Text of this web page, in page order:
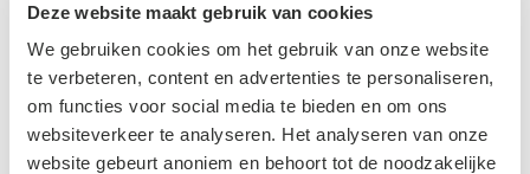
Deze website maakt gebruik van cookies
We gebruiken cookies om het gebruik van onze website
te verbeteren, content en advertenties te personaliseren,
om functies voor social media te bieden en om ons
websiteverkeer te analyseren. Het analyseren van onze
website gebeurt anoniem en behoort tot de noodzakelijke
Risks and opportunities from data
18 December - 13:30
Healthcare & Welfare Tech & Digital